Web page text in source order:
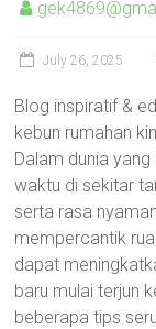
July 26, 2025
Blog inspiratif &
kebun rumahan
Dalam dunia
waktu di sekitar
serta rasa
mempercantik
dapat
baru mulai terjun
beberapa tips